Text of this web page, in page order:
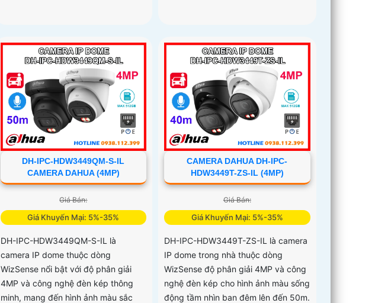
DH-IPC-HDW3449QM-S-IL
CAMERA DAHUA (4MP)
Giá Bán:
Giá Khuyến Mại: 5%-35%
DH-IPC-HDW3449QM-S-IL là
camera IP dome thuộc dòng
WizSense nổi bật với độ phân giải
4MP và công nghệ đèn kép thông
minh, mang đến hình ảnh màu sắc
CAMERA DAHUA DH-IPC-
HDW3449T-ZS-IL (4MP)
Giá Bán:
Giá Khuyến Mại: 5%-35%
DH-IPC-HDW3449T-ZS-IL là camera
IP dome trong nhà thuộc dòng
WizSense độ phân giải 4MP và công
nghệ đèn kép cho hình ảnh màu sống
động tầm nhìn ban đêm lên đến 50m.